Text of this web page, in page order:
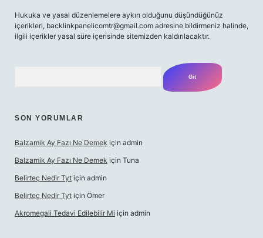
Hukuka ve yasal düzenlemelere aykırı olduğunu düşündüğünüz
içerikleri, backlinkpanelicomtr@gmail.com adresine bildirmeniz halinde,
ilgili içerikler yasal süre içerisinde sitemizden kaldırılacaktır.
SON YORUMLAR
Balzamik Ay Fazı Ne Demek için admin
Balzamik Ay Fazı Ne Demek için Tuna
Belirteç Nedir Tyt için admin
Belirteç Nedir Tyt için Ömer
Akromegali Tedavi Edilebilir Mi için admin